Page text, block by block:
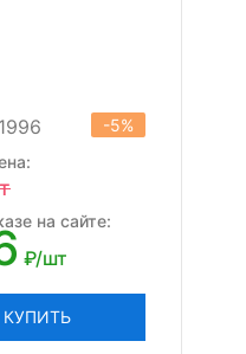
-5%
на сайте:
₽/шт
КУПИТЬ